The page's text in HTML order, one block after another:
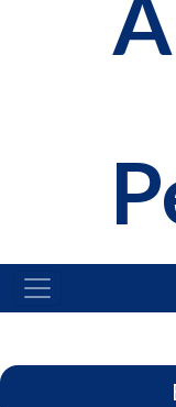
NAVEGAÇÃO
PRINCIPAL